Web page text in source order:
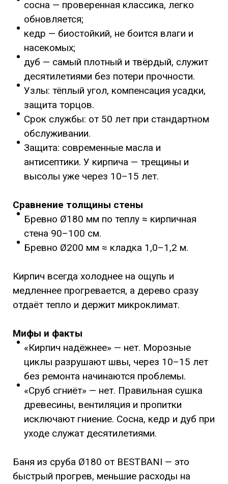
сосна — проверенная классика, легко
обновляется;
кедр — биостойкий, не боится влаги и
насекомых;
дуб — самый плотный и твёрдый, служит
десятилетиями без потери прочности.
Узлы: тёплый угол, компенсация усадки,
защита торцов.
Срок службы: от 50 лет при стандартном
обслуживании.
Защита: современные масла и
антисептики. У кирпича — трещины и
высолы уже через 10–15 лет.
Сравнение толщины стены
Бревно Ø180 мм по теплу ≈ кирпичная
стена 90–100 см.
Бревно Ø200 мм ≈ кладка 1,0–1,2 м.
Кирпич всегда холоднее на ощупь и
медленнее прогревается, а дерево сразу
отдаёт тепло и держит микроклимат.
Мифы и факты
«Кирпич надёжнее» — нет. Морозные
циклы разрушают швы, через 10–15 лет
без ремонта начинаются проблемы.
«Сруб сгниёт» — нет. Правильная сушка
древесины, вентиляция и пропитки
исключают гниение. Сосна, кедр и дуб при
уходе служат десятилетиями.
Баня из сруба Ø180 от BESTBANI — это
быстрый прогрев, меньшие расходы на